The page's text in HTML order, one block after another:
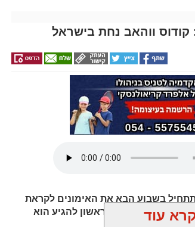
קודוס ווהאב נחת בישראל
בשבוע הבא את האימונים לקראת
לנחות בישראל. הראשון להגיע הוא
עוד